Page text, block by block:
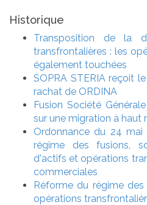
Historique
Transposition de la
transfrontalières : les
également touchées
SOPRA STERIA reçoit
rachat de ORDINA
Fusion Société
sur une migration à haut
Ordonnance du 24
régime des fusions,
d'actifs et opérations
commerciales
Réforme du régime des
opérations